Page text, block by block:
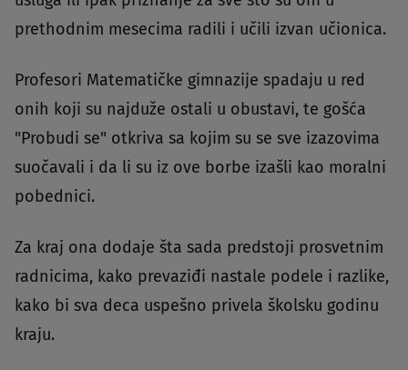
prethodnim mesecima radili i učili izvan učionica.
Profesori Matematičke gimnazije spadaju u red
onih koji su najduže ostali u obustavi, te gošća
"Probudi se" otkriva sa kojim su se sve izazovima
suočavali i da li su iz ove borbe izašli kao moralni
pobednici.
Za kraj ona dodaje šta sada predstoji prosvetnim
radnicima, kako prevaziđi nastale podele i razlike,
kako bi sva deca uspešno privela školsku godinu
kraju.